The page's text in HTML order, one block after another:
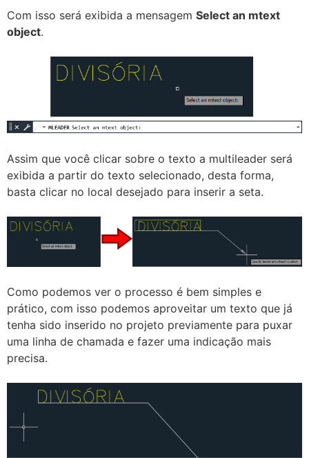
Com isso será exibida a mensagem Select an mtext
object.
Assim que você clicar sobre o texto a multileader será
exibida a partir do texto selecionado, desta forma,
basta clicar no local desejado para inserir a seta.
Como podemos ver o processo é bem simples e
prático, com isso podemos aproveitar um texto que já
tenha sido inserido no projeto previamente para puxar
uma linha de chamada e fazer uma indicação mais
precisa.